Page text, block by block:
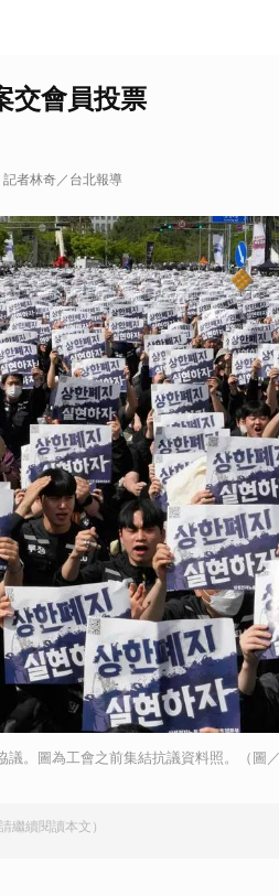
交會員投票
者林奇／台北報導
。圖為工會之前集結抗議資料照。（圖
繼續閱讀本文）